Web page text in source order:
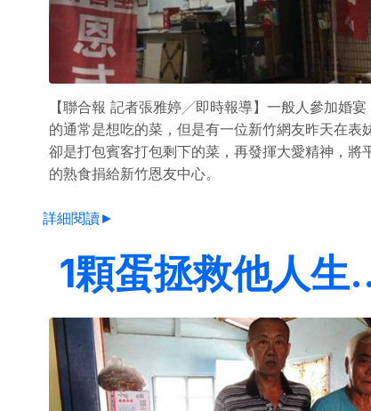
【聯合報 記者張雅婷╱即時報導】一般人參加婚
的通常是想吃的菜，但是有一位新竹網友昨天在表
卻是打包賓客打包剩下的菜，再發揮大愛精神，將
的熟食捐給新竹恩友中心。
詳細閱讀►
1顆蛋拯救他人